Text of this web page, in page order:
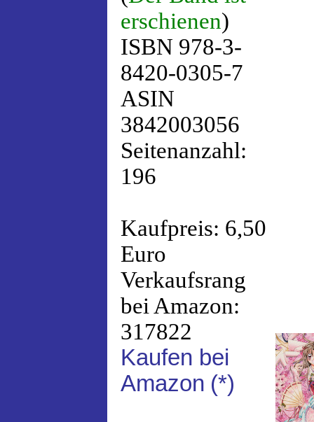
erschienen)
ISBN 978-3-
8420-0305-7
ASIN
3842003056
Seitenanzahl:
196
Kaufpreis: 6,50
Euro
Verkaufsrang
bei Amazon:
317822
Kaufen bei
Amazon (*)